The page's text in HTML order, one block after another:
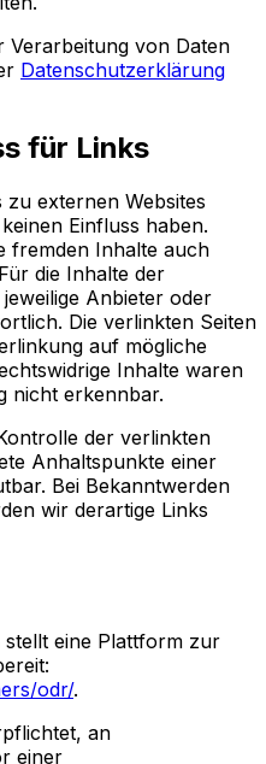
Verarbeitung von Daten
Datenschutzerklärung
für Links
zu externen Websites
Einfluss haben.
fremden Inhalte auch
die Inhalte der
Anbieter oder
Die verlinkten Seiten
auf mögliche
Inhalte waren
nicht erkennbar.
der verlinkten
Anhaltspunkte einer
Bei Bekanntwerden
wir derartige Links
stellt eine Plattform zur
odr/.
an
einer